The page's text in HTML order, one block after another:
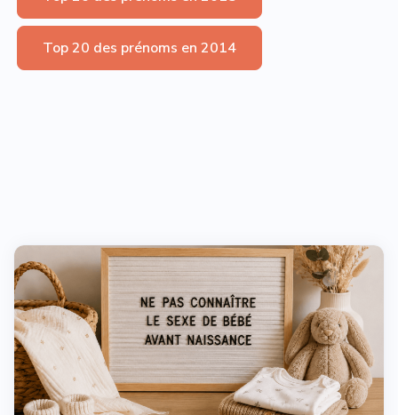
Top 20 des prénoms en 2014